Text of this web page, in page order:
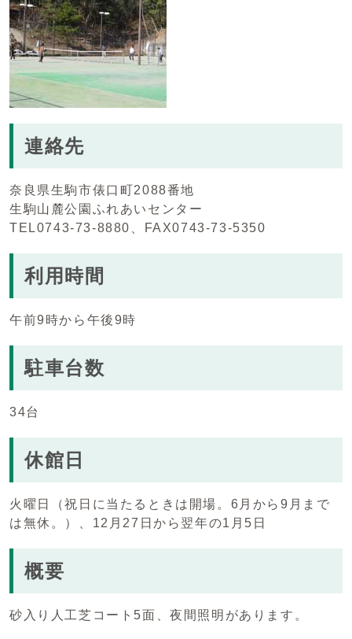
連絡先
奈良県生駒市俵口町2088番地
生駒山麓公園ふれあいセンター
TEL0743-73-8880、FAX0743-73-5350
利用時間
午前9時から午後9時
駐車台数
34台
休館日
火曜日（祝日に当たるときは開場。6月から9月まで
は無休。）、12月27日から翌年の1月5日
概要
砂入り人工芝コート5面、夜間照明があります。